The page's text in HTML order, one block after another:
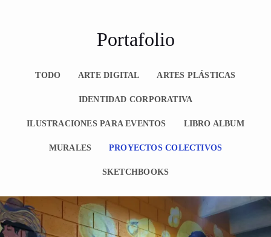
Portafolio
TODO ARTE DIGITAL ARTES PLÁSTICAS
IDENTIDAD CORPORATIVA
ILUSTRACIONES PARA EVENTOS LIBRO ALBUM
MURALES PROYECTOS COLECTIVOS
SKETCHBOOKS